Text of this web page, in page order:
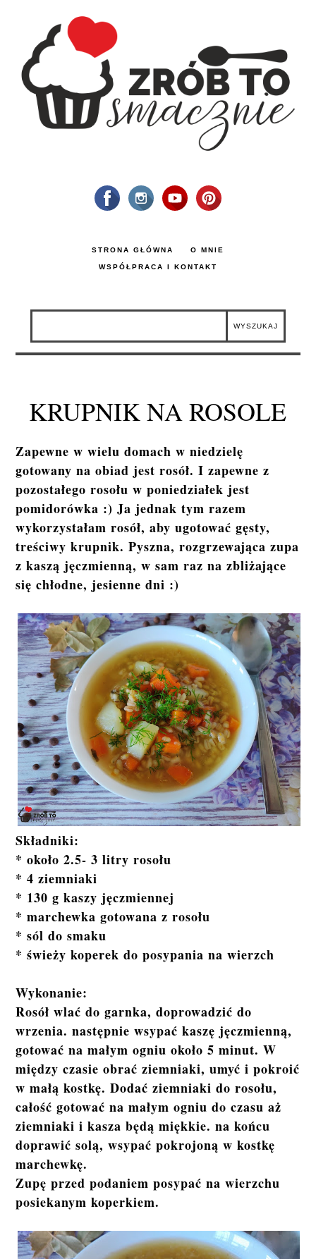
STRONA GŁÓWNA O MNIE
WSPÓŁPRACA I KONTAKT
KRUPNIK NA ROSOLE
Zapewne w wielu domach w niedzielę
gotowany na obiad jest rosół. I zapewne z
pozostałego rosołu w poniedziałek jest
pomidorówka :) Ja jednak tym razem
wykorzystałam rosół, aby ugotować gęsty,
treściwy krupnik. Pyszna, rozgrzewająca zupa
z kaszą jęczmienną, w sam raz na zbliżające
się chłodne, jesienne dni :)
Składniki:
* około 2.5- 3 litry rosołu
* 4 ziemniaki
* 130 g kaszy jęczmiennej
* marchewka gotowana z rosołu
* sól do smaku
* świeży koperek do posypania na wierzch
Wykonanie:
Rosół wlać do garnka, doprowadzić do
wrzenia. następnie wsypać kaszę jęczmienną,
gotować na małym ogniu około 5 minut. W
między czasie obrać ziemniaki, umyć i pokroić
w małą kostkę. Dodać ziemniaki do rosołu,
całość gotować na małym ogniu do czasu aż
ziemniaki i kasza będą miękkie. na końcu
doprawić solą, wsypać pokrojoną w kostkę
marchewkę.
Zupę przed podaniem posypać na wierzchu
posiekanym koperkiem.